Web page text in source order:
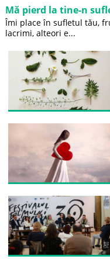
Mă pierd la tine-n
Îmi place în sufletul tău,
lacrimi, alteori e...